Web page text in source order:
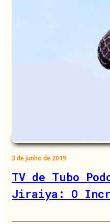
3 de junho de 2019
TV de Tubo
Jiraiya: O